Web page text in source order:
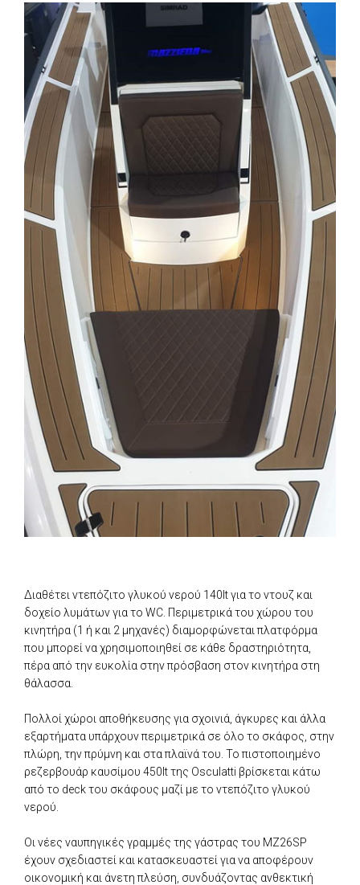
Διαθέτει ντεπόζιτο γλυκού νερού 140lt για το ντουζ και
δοχείο λυμάτων για το WC. Περιμετρικά του χώρου του
κινητήρα (1 ή και 2 μηχανές) διαμορφώνεται πλατφόρμα
που μπορεί να χρησιμοποιηθεί σε κάθε δραστηριότητα,
πέρα από την ευκολία στην πρόσβαση στον κινητήρα στη
θάλασσα.
Πολλοί χώροι αποθήκευσης για σχοινιά, άγκυρες και άλλα
εξαρτήματα υπάρχουν περιμετρικά σε όλο το σκάφος, στην
πλώρη, την πρύμνη και στα πλαϊνά του. Το πιστοποιημένο
ρεζερβουάρ καυσίμου 450lt της Osculatti βρίσκεται κάτω
από το deck του σκάφους μαζί με το ντεπόζιτο γλυκού
νερού.
Οι νέες ναυπηγικές γραμμές της γάστρας του MZ26SP
έχουν σχεδιαστεί και κατασκευαστεί για να αποφέρουν
οικονομική και άνετη πλεύση, συνδυάζοντας ανθεκτική